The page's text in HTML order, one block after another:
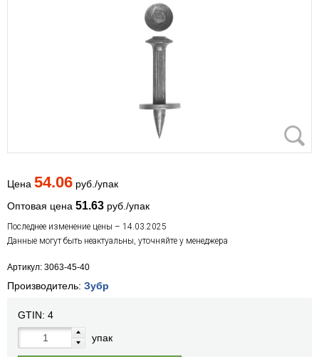
Цена 54.06 руб./упак
Оптовая цена 51.63 руб./упак
Последнее изменение цены – 14.03.2025
Данные могут быть неактуальны, уточняйте у менеджера
Артикул: 3063-45-40
Производитель: Зубр
GTIN: 4
упак